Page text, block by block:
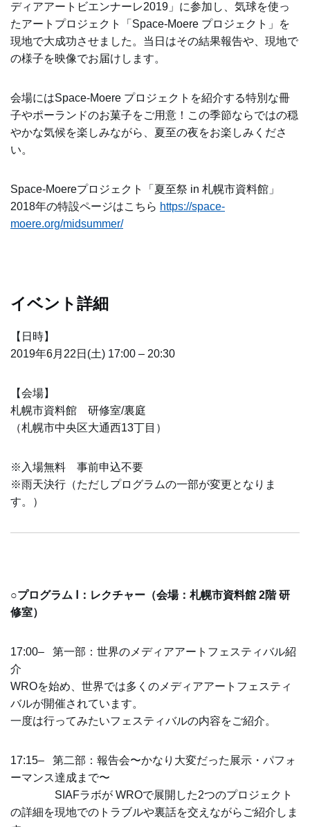
ディアアートビエンナーレ2019」に参加し、気球を使っ
たアートプロジェクト「Space-Moere プロジェクト」を
現地で大成功させました。当日はその結果報告や、現地で
の様子を映像でお届けします。
会場にはSpace-Moere プロジェクトを紹介する特別な冊
子やポーランドのお菓子をご用意！この季節ならではの穏
やかな気候を楽しみながら、夏至の夜をお楽しみくださ
い。
Space-Moereプロジェクト「夏至祭 in 札幌市資料館」
2018年の特設ページはこちら https://space-
moere.org/midsummer/
イベント詳細
【日時】
2019年6月22日(土) 17:00 – 20:30
【会場】
札幌市資料館 研修室/裏庭
（札幌市中央区大通西13丁目）
※入場無料 事前申込不要
※雨天決行（ただしプログラムの一部が変更となりま
す。）
○プログラム Ⅰ： レクチャー （会場：札幌市資料館 2階 研
修室）
17:00–
第一部：世界のメディアアートフェスティバル紹
介
WROを始め、世界では多くのメディアアートフェスティ
バルが開催されています。
一度は行ってみたいフェスティバルの内容をご紹介。
17:15– 第二部：報告会〜かなり大変だった展示・パフォ
ーマンス達成まで〜
SIAFラボが WROで展開した2つのプロジェクト
の詳細を現地でのトラブルや裏話を交えながらご紹介しま